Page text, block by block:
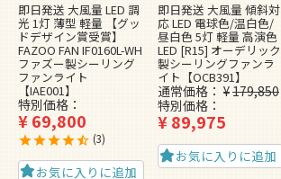
即日発送 大風量 LED 調
光 1灯 薄型 軽量 【グッ
ドデザイン賞受賞】
FAZOO FAN IF0160L-WH
ファズー製シーリング
ファンライト
【IAE001】
特別価格
¥69,800
3
お気に入りに追加
即日発送 大風量 傾斜対
応 LED 電球色/温白色/
昼白色 5灯 軽量 高演色
LED [R15] オーデリック
製シーリングファンラ
イト【OCB391】
通常価格 ¥179,850
特別価格
¥89,975
お気に入りに追加